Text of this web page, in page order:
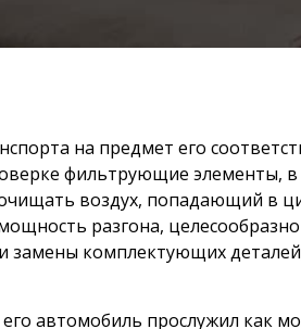
на предмет его
фильтрующие элементы, в
воздух, попадающий в
разгона, целесообразно
замены комплектующих
автомобиль прослужил как